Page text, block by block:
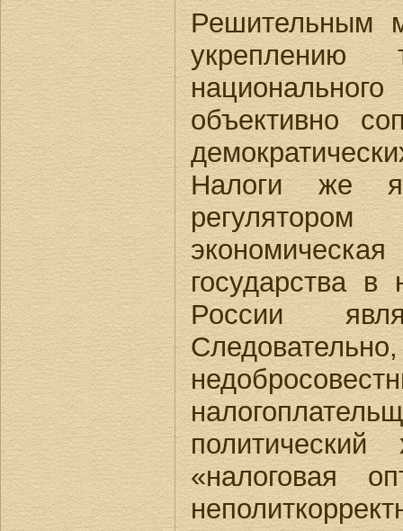
Решительным
укреплению
объективно
Налоги же
государства
России
«налоговая